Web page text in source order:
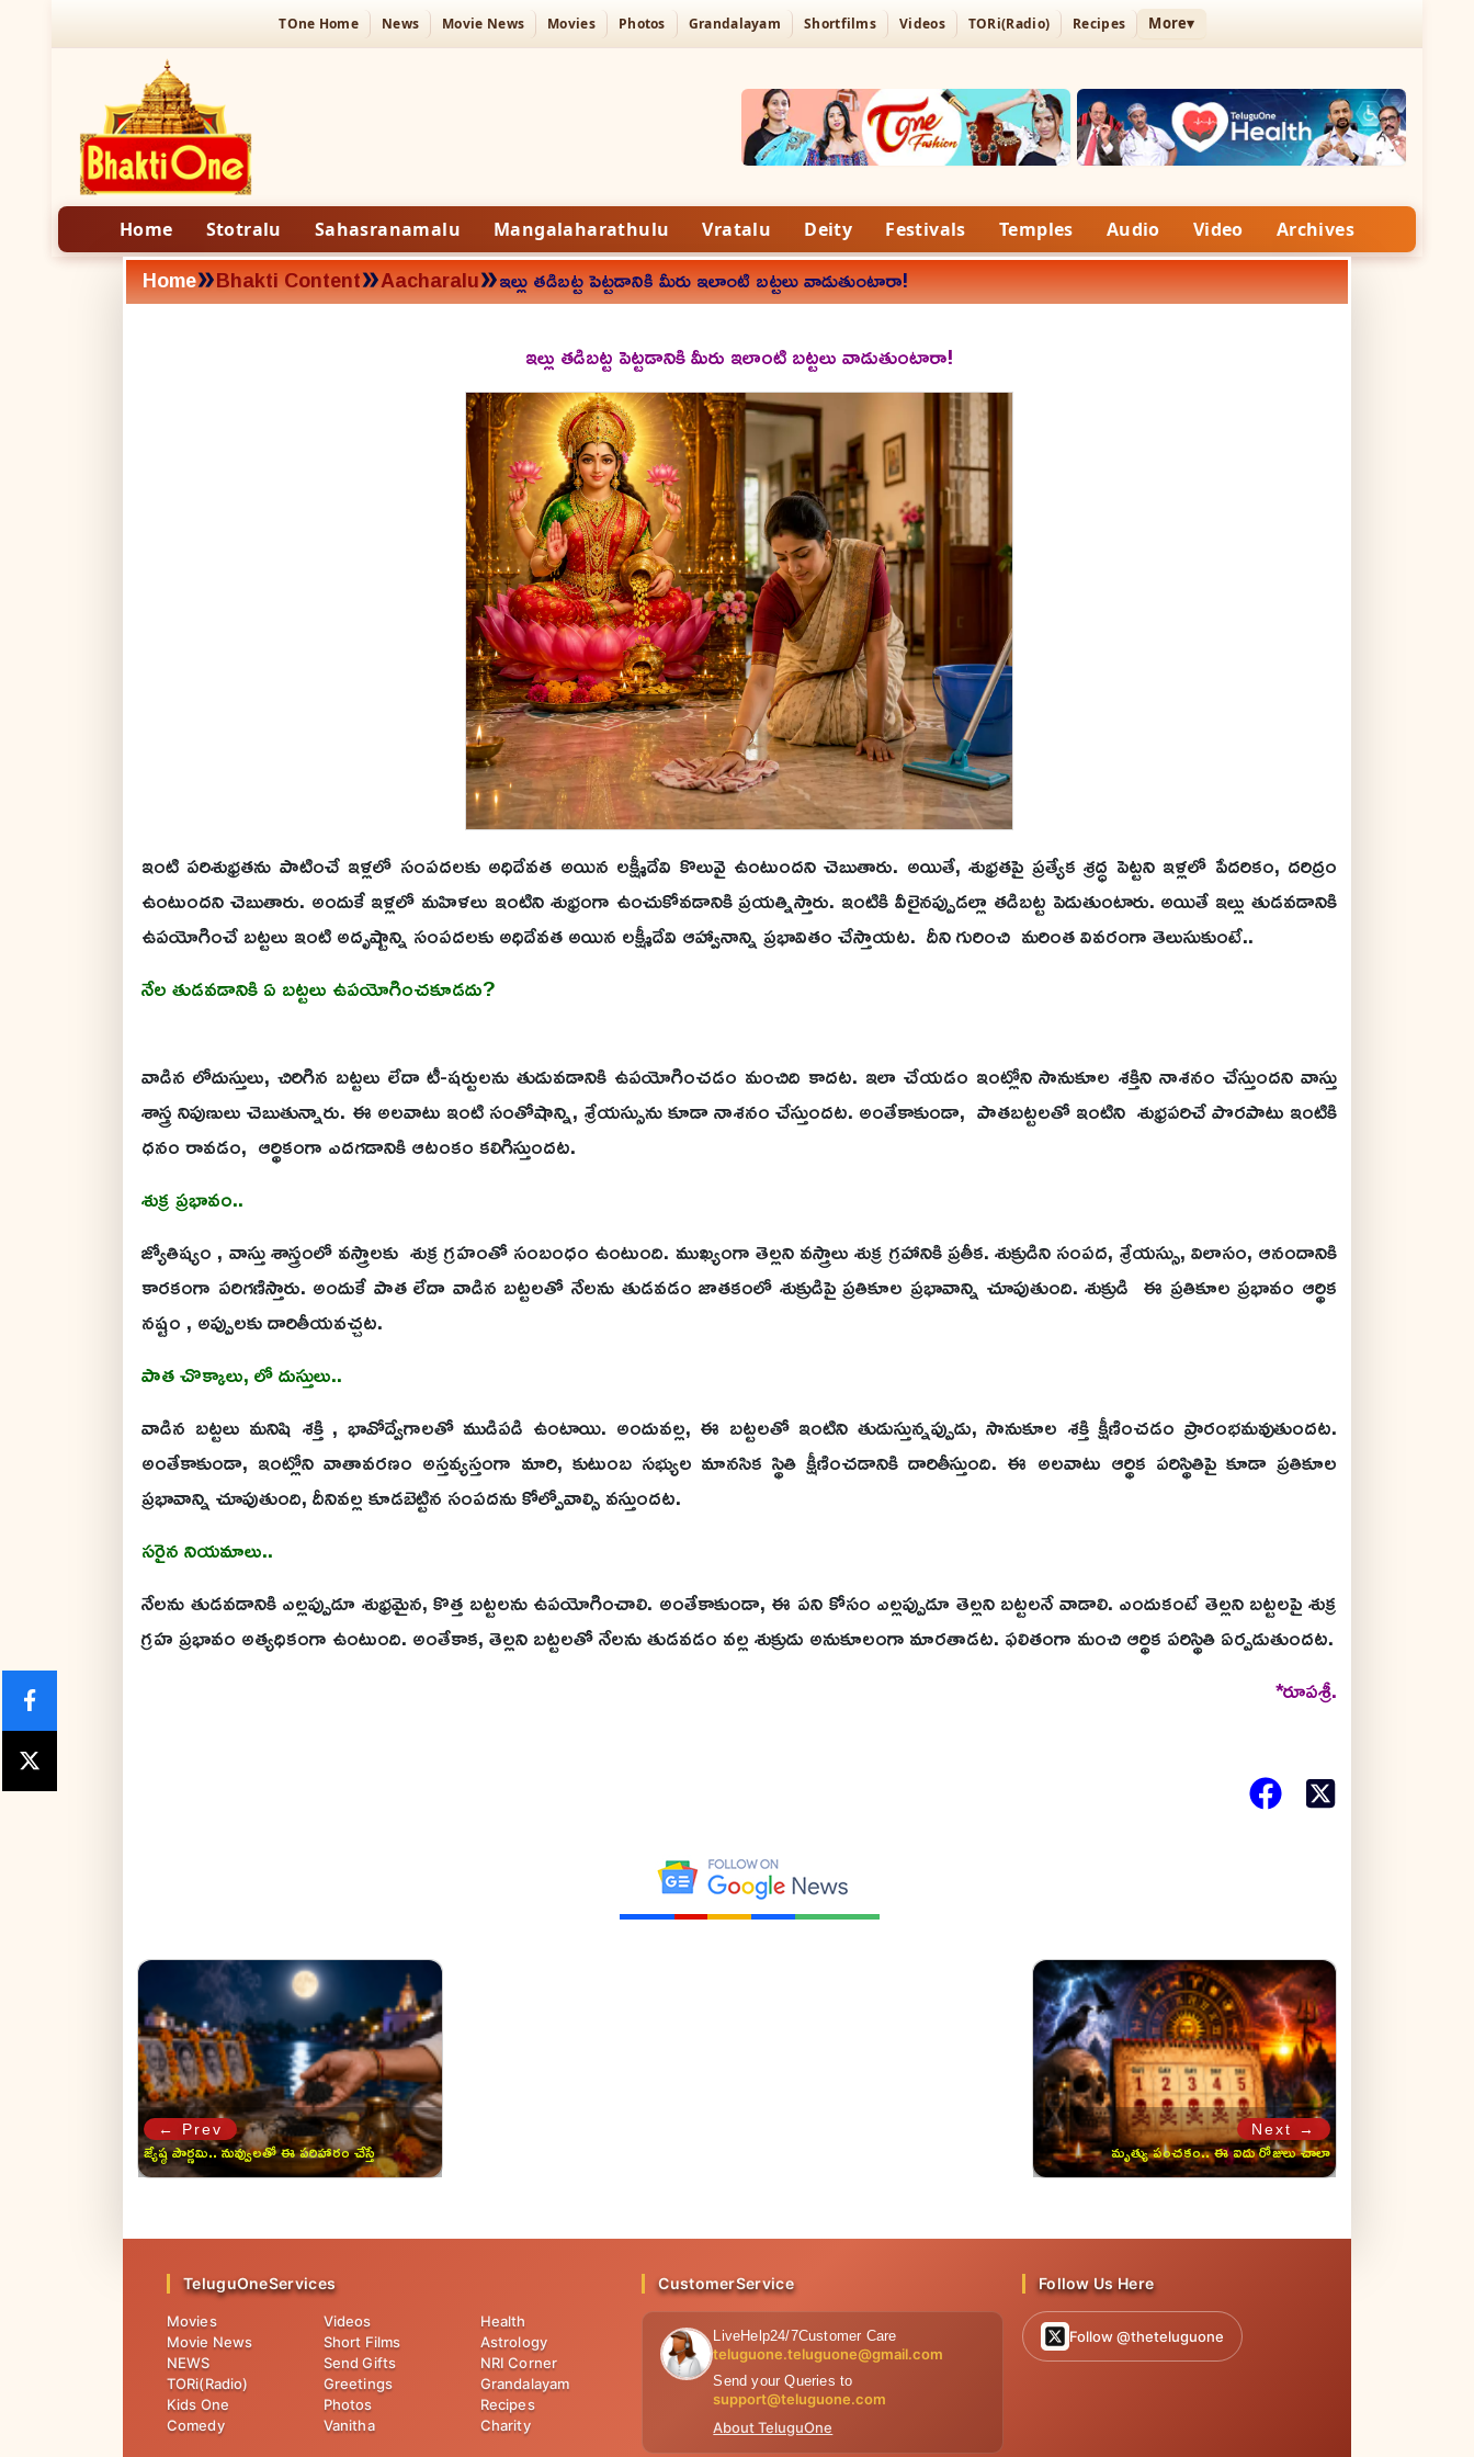
TOne Home News Movie News Movies Photos Grandalayam Shortfilms Videos TORi(Radio) Recipes More▾
Home Stotralu Sahasranamalu Mangalaharathulu Vratalu Deity Festivals Temples Audio Video Archives
Home»Bhakti Content»Aacharalu»ఇల్లు తడిబట్ట పెట్టడానికి మీరు ఇలాంటి బట్టలు వాడుతుంటారా!
ఇల్లు తడిబట్ట పెట్టడానికి మీరు ఇలాంటి బట్టలు వాడుతుంటారా!
ఇంటి పరిశుభ్రతను పాటించే ఇళ్లలో సంపదలకు అధిదేవత అయిన లక్ష్మీదేవి కొలువై ఉంటుందని చెబుతారు. అయితే, శుభ్రతపై ప్రత్యేక శ్రద్ధ పెట్టని ఇళ్లలో పేదరికం, దరిద్రం
ఉంటుందని చెబుతారు. అందుకే ఇళ్లలో మహిళలు ఇంటిని శుభ్రంగా ఉంచుకోవడానికి ప్రయత్నిస్తారు. ఇంటికి వీలైనప్పుడల్లా తడిబట్ట పెడుతుంటారు. అయితే ఇల్లు తుడవడానికి
ఉపయోగించే బట్టలు ఇంటి అదృష్టాన్ని సంపదలకు అధిదేవత అయిన లక్ష్మీదేవి ఆహ్వానాన్ని ప్రభావితం చేస్తాయట. దీని గురించి మరింత వివరంగా తెలుసుకుంటే..
నేల తుడవడానికి ఏ బట్టలు ఉపయోగించకూడదు?
వాడిన లోదుస్తులు, చిరిగిన బట్టలు లేదా టీ-షర్టులను తుడువడానికి ఉపయోగించడం మంచిది కాదట. ఇలా చేయడం ఇంట్లోని సానుకూల శక్తిని నాశనం చేస్తుందని వాస్తు
శాస్త్ర నిపుణులు చెబుతున్నారు. ఈ అలవాటు ఇంటి సంతోషాన్ని, శ్రేయస్సును కూడా నాశనం చేస్తుందట. అంతేకాకుండా, పాతబట్టలతో ఇంటిని శుభ్రపరిచే పొరపాటు ఇంటికి
ధనం రావడం, ఆర్థికంగా ఎదగడానికి ఆటంకం కలిగిస్తుందట.
శుక్ర ప్రభావం..
జ్యోతిష్యం , వాస్తు శాస్త్రంలో వస్త్రాలకు శుక్ర గ్రహంతో సంబంధం ఉంటుంది. ముఖ్యంగా తెల్లని వస్త్రాలు శుక్ర గ్రహానికి ప్రతీక. శుక్రుడిని సంపద, శ్రేయస్సు, విలాసం, ఆనందానికి
కారకంగా పరిగణిస్తారు. అందుకే పాత లేదా వాడిన బట్టలతో నేలను తుడవడం జాతకంలో శుక్రుడిపై ప్రతికూల ప్రభావాన్ని చూపుతుంది. శుక్రుడి ఈ ప్రతికూల ప్రభావం ఆర్థిక
నష్టం , అప్పులకు దారితీయవచ్చట.
పాత చొక్కాలు, లో దుస్తులు..
వాడిన బట్టలు మనిషి శక్తి , భావోద్వేగాలతో ముడిపడి ఉంటాయి. అందువల్ల, ఈ బట్టలతో ఇంటిని తుడుస్తున్నప్పుడు, సానుకూల శక్తి క్షీణించడం ప్రారంభమవుతుందట.
అంతేకాకుండా, ఇంట్లోని వాతావరణం అస్తవ్యస్తంగా మారి, కుటుంబ సభ్యుల మానసిక స్థితి క్షీణించడానికి దారితీస్తుంది. ఈ అలవాటు ఆర్థిక పరిస్థితిపై కూడా ప్రతికూల
ప్రభావాన్ని చూపుతుంది, దీనివల్ల కూడబెట్టిన సంపదను కోల్పోవాల్సి వస్తుందట.
సరైన నియమాలు..
నేలను తుడవడానికి ఎల్లప్పుడూ శుభ్రమైన, కొత్త బట్టలను ఉపయోగించాలి. అంతేకాకుండా, ఈ పని కోసం ఎల్లప్పుడూ తెల్లని బట్టలనే వాడాలి. ఎందుకంటే తెల్లని బట్టలపై శుక్ర
గ్రహ ప్రభావం అత్యధికంగా ఉంటుంది. అంతేకాక, తెల్లని బట్టలతో నేలను తుడవడం వల్ల శుక్రుడు అనుకూలంగా మారతాడట. ఫలితంగా మంచి ఆర్థిక పరిస్థితి ఏర్పడుతుందట.
*రూపశ్రీ.
← Prev
జ్యేష్ఠ పౌర్ణమి.. నువ్వులతో ఈ పరిహారం చేస్తే
పితృదోషం తొలగిపోతుంది!
Next →
మృత్యు పంచకం.. ఈ ఐదు రోజులు చాలా
ప్రమాదం!
TeluguOneServices
Movies
Movie News
NEWS
TORi(Radio)
Kids One
Comedy
Videos
Short Films
Send Gifts
Greetings
Photos
Vanitha
Health
Astrology
NRI Corner
Grandalayam
Recipes
Charity
CustomerService
LiveHelp24/7Customer Care
teluguone.teluguone@gmail.com
Send your Queries to
support@teluguone.com
About TeluguOne
Follow Us Here
Follow @theteluguone